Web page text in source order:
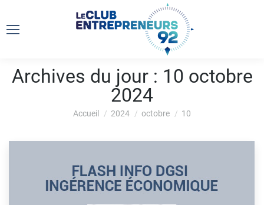
Archives du jour : 10 octobre
2024
Vous êtes ici :
Accueil 2024 octobre 10